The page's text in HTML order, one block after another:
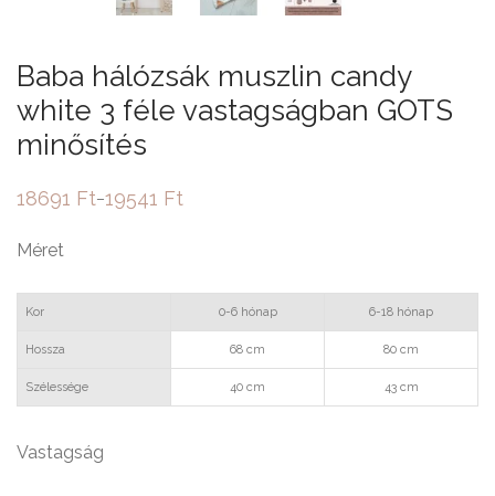
Baba hálózsák muszlin candy
white 3 féle vastagságban GOTS
minősítés
18691 Ft–19541 Ft
Ártartomány:
19541 Ft
Méret
Kor 0-6 hónap 6-18 hónap
Hossza 68 cm 80 cm
Szélessége 40 cm 43 cm
Vastagság